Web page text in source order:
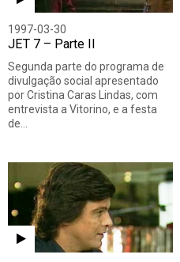
1997-03-30
JET 7 – Parte II
Segunda parte do programa de
divulgação social apresentado
por Cristina Caras Lindas, com
entrevista a Vitorino, e a festa
de…